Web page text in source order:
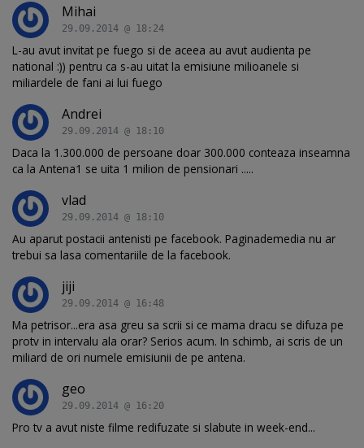
Mihai
29.09.2014 @ 18:24
L-au avut invitat pe fuego si de aceea au avut audienta pe
national :)) pentru ca s-au uitat la emisiune milioanele si
miliardele de fani ai lui fuego
Andrei
29.09.2014 @ 18:10
Daca la 1.300.000 de persoane doar 300.000 conteaza inseamna
ca la Antena1 se uita 1 milion de pensionari .....
vlad
29.09.2014 @ 18:10
Au aparut postacii antenisti pe facebook. Paginademedia nu ar
trebui sa lasa comentariile de la facebook.
jiji
29.09.2014 @ 16:48
Ma petrisor...era asa greu sa scrii si ce mama dracu se difuza pe
protv in intervalu ala orar? Serios acum. In schimb, ai scris de un
miliard de ori numele emisiunii de pe antena.
geo
29.09.2014 @ 16:20
Pro tv a avut niste filme redifuzate si slabute in week-end...